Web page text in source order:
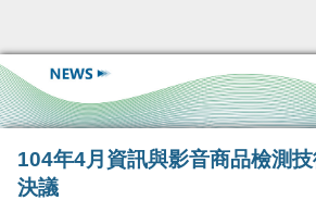
104年4月資訊與影音商品檢測
決議